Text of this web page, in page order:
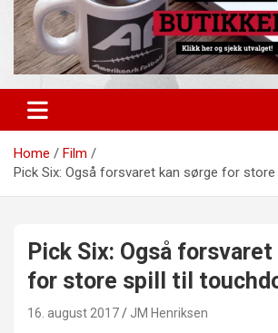
Home
Film
Pick Six: Også forsvaret kan sørge for
Pick Six: Også
for store spill til
16. august 2017 JM Henriksen